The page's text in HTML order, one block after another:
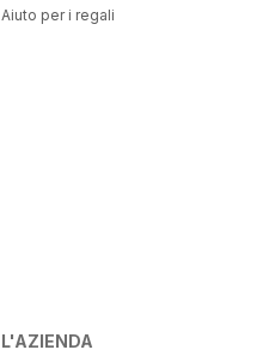
Aiuto per i regali
L'AZIENDA